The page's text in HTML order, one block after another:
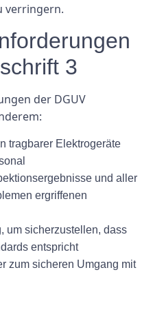
verringern.
3
der DGUV
tragbarer Elektrogeräte
und aller
ergriffenen
um sicherzustellen, dass
entspricht
zum sicheren Umgang mit